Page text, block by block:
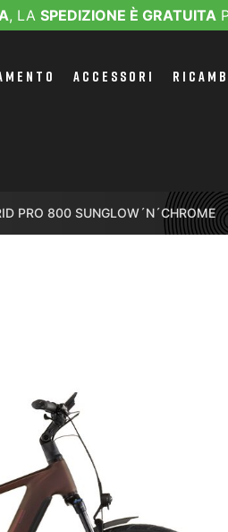
, LA SPEDIZIONE È GRATUITA
ACCESSORI
PRO 800 SUNGLOW´N´CHROME